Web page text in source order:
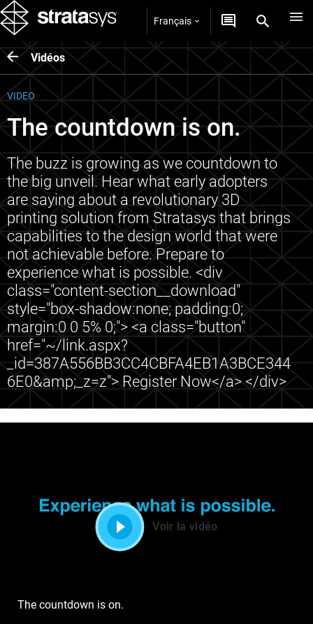
Français
Vidéos
VIDEO
The countdown is on.
The buzz is growing as we countdown to
the big unveil. Hear what early adopters
are saying about a revolutionary 3D
printing solution from Stratasys that brings
capabilities to the design world that were
not achievable before. Prepare to
experience what is possible. <div
class="content-section__download"
style="box-shadow:none; padding:0;
margin:0 0 5% 0;"> <a class="button"
href="~/link.aspx?
_id=387A556BB3CC4CBFA4EB1A3BCE344
6E0&amp;_z=z"> Register Now</a> </div>
Voir la vidéo
The countdown is on.